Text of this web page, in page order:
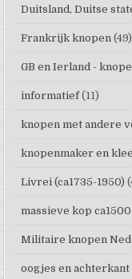
Duitsland, Duitse
Frankrijk knopen (49)
GB en Ierland -
informatief (11)
knopen met andere
knopenmaker en
Livrei (ca1735-1950)
massieve kop
Militaire knopen
oogjes en achterkant